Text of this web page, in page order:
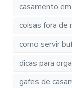
casamento
coisas fora de
como servir
dicas para
gafes de